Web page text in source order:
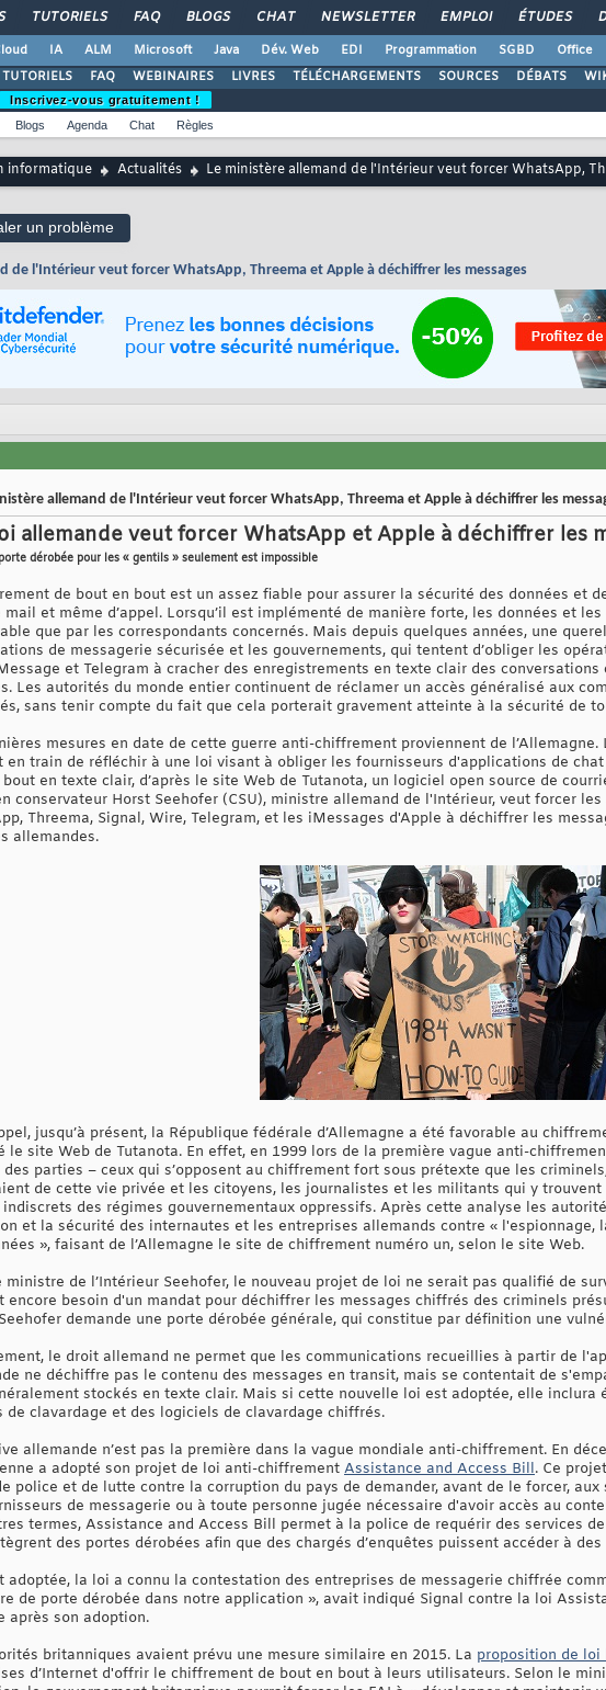
TUTORIELS FAQ BLOGS CHAT NEWSLETTER EMPLOI ÉTUDES
IA ALM Microsoft Java Dév. Web EDI Programmation SGBD Office
TUTORIELS
FAQ WEBINAIRES LIVRES TÉLÉCHARGEMENTS SOURCES DÉBATS
Inscrivez-vous gratuitement !
Blogs Agenda Chat Règles
informatique Actualités Le ministère allemand de l'Intérieur veut forcer WhatsApp,
un problème
de l'Intérieur veut forcer WhatsApp, Threema et Apple à déchiffrer les messages
allemand de l'Intérieur veut forcer WhatsApp, Threema et Apple à déchiffrer les
allemande veut forcer WhatsApp et Apple à déchiffrer les
dérobée pour les « gentils » seulement est impossible
de bout en bout est un assez fiable pour assurer la sécurité des données et
mail et même d’appel. Lorsqu’il est implémenté de manière forte, les données et
que par les correspondants concernés. Mais depuis quelques années, une
de messagerie sécurisée et les gouvernements, qui tentent d’obliger les
et Telegram à cracher des enregistrements en texte clair des
Les autorités du monde entier continuent de réclamer un accès généralisé aux
sans tenir compte du fait que cela porterait gravement atteinte à la sécurité de
mesures en date de cette guerre anti-chiffrement proviennent de
en train de réfléchir à une loi visant à obliger les fournisseurs d'applications de
en texte clair, d’après le site Web de Tutanota, un logiciel open source de
conservateur Horst Seehofer (CSU), ministre allemand de l'Intérieur, veut forcer
Threema, Signal, Wire, Telegram, et les iMessages d'Apple à déchiffrer les
allemandes.
jusqu’à présent, la République fédérale d’Allemagne a été favorable au
le site Web de Tutanota. En effet, en 1999 lors de la première vague anti-
parties – ceux qui s’opposent au chiffrement fort sous prétexte que les
de cette vie privée et les citoyens, les journalistes et les militants qui y
indiscrets des régimes gouvernementaux oppressifs. Après cette analyse les
et la sécurité des internautes et les entreprises allemands contre «
», faisant de l’Allemagne le site de chiffrement numéro un, selon le site Web.
ministre de l’Intérieur Seehofer, le nouveau projet de loi ne serait pas qualifié de
encore besoin d'un mandat pour déchiffrer les messages chiffrés des criminels
demande une porte dérobée générale, qui constitue par définition une
le droit allemand ne permet que les communications recueillies à partir de
ne déchiffre pas le contenu des messages en transit, mais se contentait de
stockés en texte clair. Mais si cette nouvelle loi est adoptée, elle inclura
de clavardage et des logiciels de clavardage chiffrés.
allemande n’est pas la première dans la vague mondiale anti-chiffrement. En
a adopté son projet de loi anti-chiffrement Assistance and Access Bill. Ce
police et de lutte contre la corruption du pays de demander, avant de le forcer,
de messagerie ou à toute personne jugée nécessaire d'avoir accès au
termes, Assistance and Access Bill permet à la police de requérir des services
des portes dérobées afin que des chargés d’enquêtes puissent accéder à des
adoptée, la loi a connu la contestation des entreprises de messagerie chiffrée
de porte dérobée dans notre application », avait indiqué Signal contre la loi
après son adoption.
britanniques avaient prévu une mesure similaire en 2015. La proposition de loi
d’Internet d'offrir le chiffrement de bout en bout à leurs utilisateurs. Selon le